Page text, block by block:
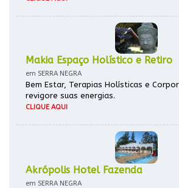
Makia Espaço Holístico e Retiro
em SERRA NEGRA
Bem Estar, Terapias Holísticas e
revigore suas energias.
CLIQUE AQUI
Akrópolis Hotel Fazenda
em SERRA NEGRA